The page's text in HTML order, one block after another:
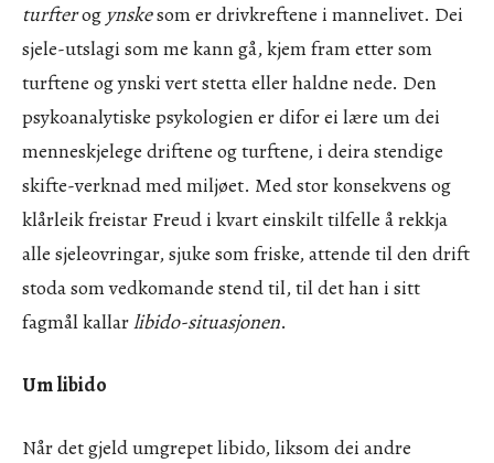
turfterog ynskesom er drivkreftene i mannelivet. Dei
sjele-utslagi som me kann gå, kjem fram etter som
turftene og ynski vert stetta eller haldne nede. Den
psykoanalytiske psykologien er difor ei lære um dei
menneskjelege driftene og turftene, i deira stendige
skifte-verknad med miljøet. Med stor konsekvens og
klårleik freistar Freud i kvart einskilt tilfelle å rekkja
alle sjeleovringar, sjuke som friske, attende til den drift
stoda som vedkomande stend til, til det han i sitt
fagmål kallarlibido-situasjonen.
Um libido
Når det gjeld umgrepet libido, liksom dei andre